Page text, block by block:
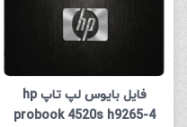
فایل بایوس لپ تاپ hp
probook 4520s h9265-4